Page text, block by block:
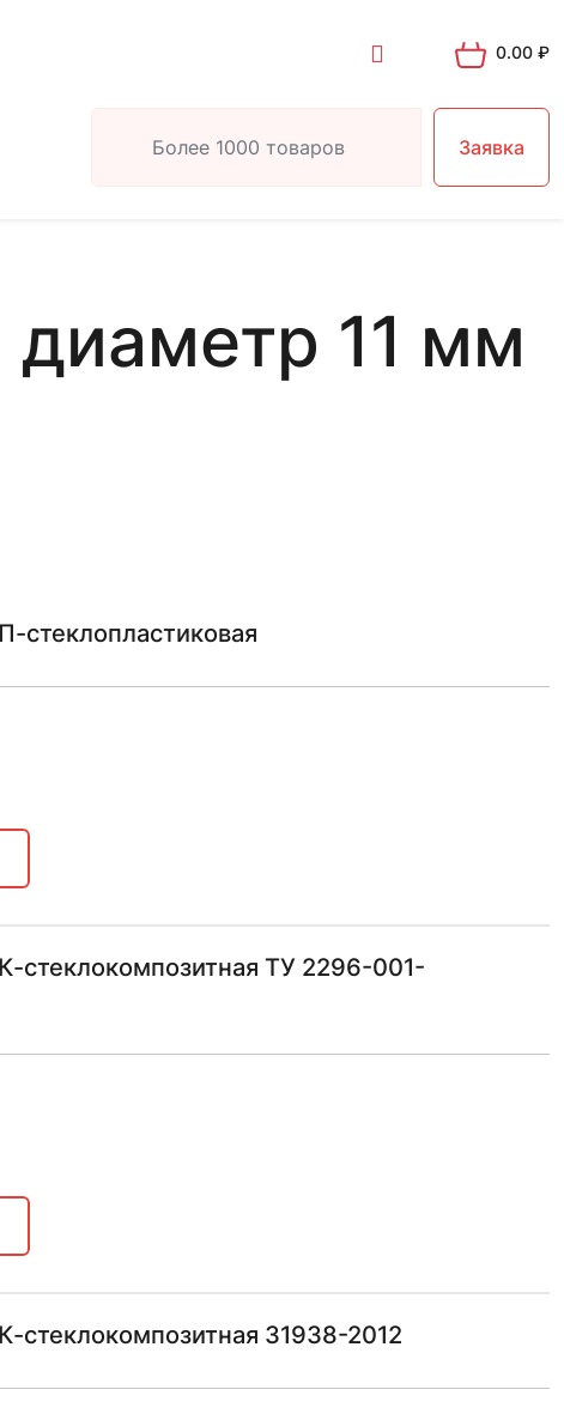
0.00 ₽
Заявка
диаметр 11 мм
стеклопластиковая
стеклокомпозитная ТУ 2296-001-
стеклокомпозитная 31938-2012